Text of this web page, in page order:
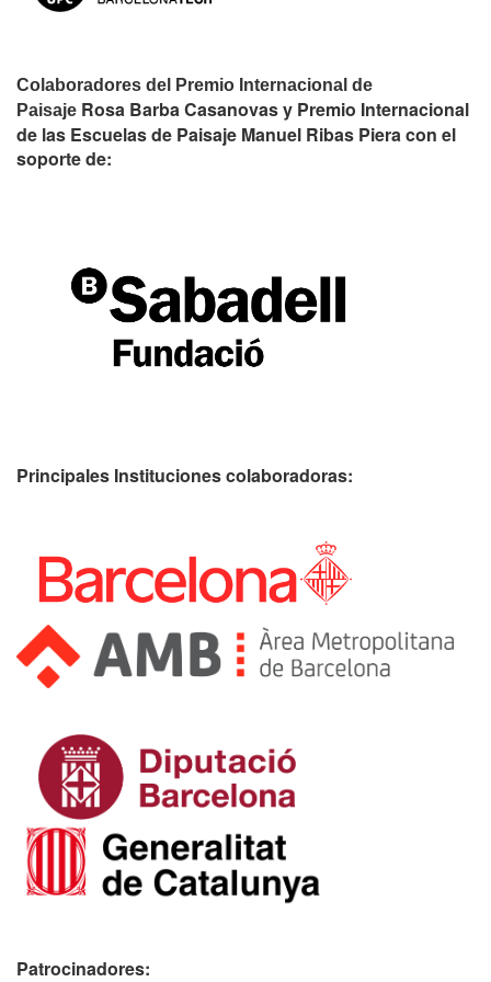
Colaboradores del Premio Internacional de
Paisaje Rosa Barba Casanovas y Premio Internacional
de las Escuelas de Paisaje Manuel Ribas Piera con el
soporte de:
Principales Instituciones colaboradoras:
Patrocinadores: